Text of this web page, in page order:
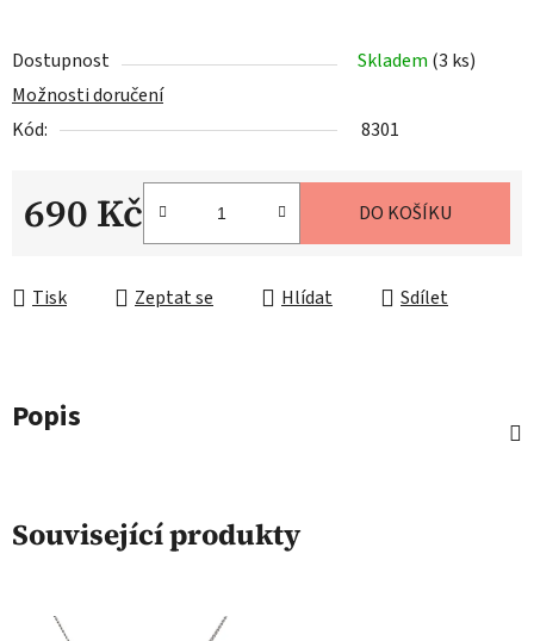
Dostupnost Skladem (3 ks)
Možnosti doručení
Kód:
8301
690 Kč DO KOŠÍKU
Tisk Zeptat se Hlídat Sdílet
Popis
Související produkty